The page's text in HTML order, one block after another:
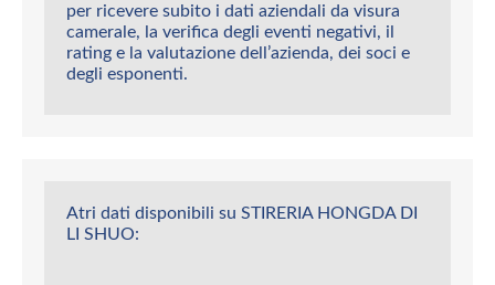
per ricevere subito i dati aziendali da visura
camerale, la verifica degli eventi negativi, il
rating e la valutazione dell’azienda, dei soci e
degli esponenti.
Atri dati disponibili su STIRERIA HONGDA DI
LI SHUO: